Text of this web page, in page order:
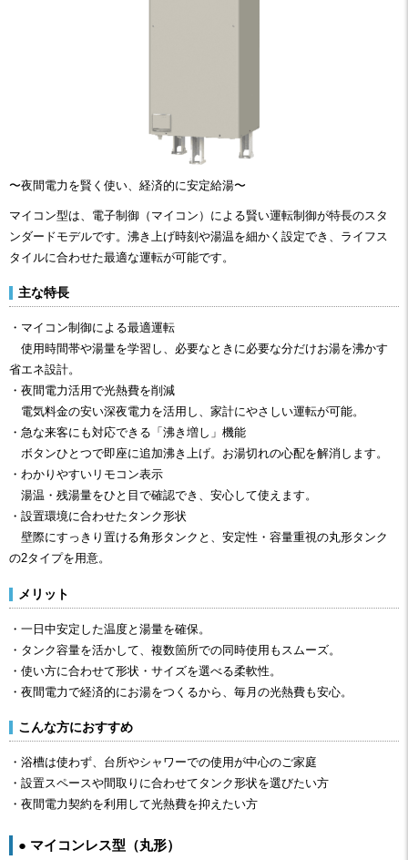
〜夜間電力を賢く使い、経済的に安定給湯〜
マイコン型は、電子制御（マイコン）による賢い運転制御が特長のスタ
ンダードモデルです。沸き上げ時刻や湯温を細かく設定でき、ライフス
タイルに合わせた最適な運転が可能です。
主な特長
・マイコン制御による最適運転
使用時間帯や湯量を学習し、必要なときに必要な分だけお湯を沸かす
省エネ設計。
・夜間電力活用で光熱費を削減
電気料金の安い深夜電力を活用し、家計にやさしい運転が可能。
・急な来客にも対応できる「沸き増し」機能
ボタンひとつで即座に追加沸き上げ。お湯切れの心配を解消します。
・わかりやすいリモコン表示
湯温・残湯量をひと目で確認でき、安心して使えます。
・設置環境に合わせたタンク形状
壁際にすっきり置ける角形タンクと、安定性・容量重視の丸形タンク
の2タイプを用意。
メリット
・一日中安定した温度と湯量を確保。
・タンク容量を活かして、複数箇所での同時使用もスムーズ。
・使い方に合わせて形状・サイズを選べる柔軟性。
・夜間電力で経済的にお湯をつくるから、毎月の光熱費も安心。
こんな方におすすめ
・浴槽は使わず、台所やシャワーでの使用が中心のご家庭
・設置スペースや間取りに合わせてタンク形状を選びたい方
・夜間電力契約を利用して光熱費を抑えたい方
● マイコンレス型（丸形）